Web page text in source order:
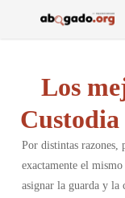
Los
Por distintas razones,
exactamente el mismo
asignar la guarda y la